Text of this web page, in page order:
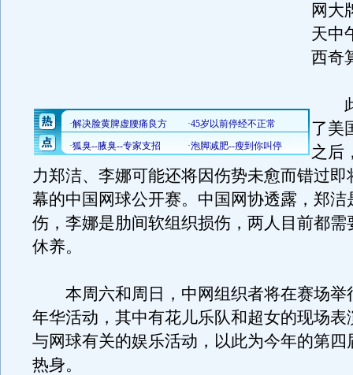
网大
天中
西奇
此
了美
之后
力郑洁、李娜可能还将因伤势未愈而错过即
幕的中国网球公开赛。中国网协透露，郑洁
伤，李娜是肋间软组织损伤，两人目前都需
休养。
本周六和周日，中网组织者将在赛场举
年华活动，其中有花儿乐队和超女的现场表
与网球有关的娱乐活动，以此为今年的第四
热身。